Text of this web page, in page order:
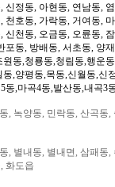
정동, 아현동, 연남동,
천호동, 가락동, 거여동,
신천동, 오금동, 오륜동,
포동, 방배동, 서초동, 양
동,청룡동,청림동,행운
,양평동,목동,신월동,신
,마곡4동,발산동,내곡3
, 녹양동, 민락동, 산곡
, 별내동, 별내면, 삼패동
화도읍